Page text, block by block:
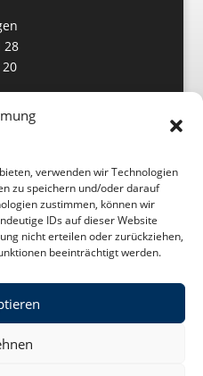
verwenden wir Technologien
zu speichern und/oder darauf
zustimmen, können wir
IDs auf dieser Website
nicht erteilen oder zurückziehen,
beeinträchtigt werden.
28
(EU)